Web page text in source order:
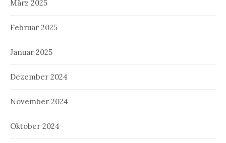
März 2025
Februar 2025
Januar 2025
Dezember 2024
November 2024
Oktober 2024